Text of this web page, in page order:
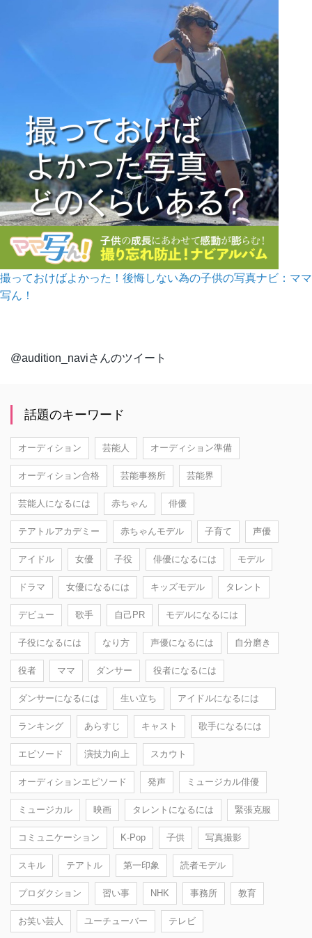
撮っておけばよかった！後悔しない為の子供の写真ナビ：ママ
写ん！
@audition_naviさんのツイート
話題のキーワード
オーディション 芸能人 オーディション準備
オーディション合格 芸能事務所 芸能界
芸能人になるには 赤ちゃん 俳優
テアトルアカデミー 赤ちゃんモデル 子育て 声優
アイドル 女優 子役 俳優になるには モデル
ドラマ 女優になるには キッズモデル タレント
デビュー 歌手 自己PR モデルになるには
子役になるには なり方 声優になるには 自分磨き
役者 ママ ダンサー 役者になるには
ダンサーになるには 生い立ち アイドルになるには
ランキング あらすじ キャスト 歌手になるには
エピソード 演技力向上 スカウト
オーディションエピソード 発声 ミュージカル俳優
ミュージカル 映画 タレントになるには 緊張克服
コミュニケーション K-Pop 子供 写真撮影
スキル テアトル 第一印象 読者モデル
プロダクション 習い事 NHK 事務所 教育
お笑い芸人 ユーチューバー テレビ